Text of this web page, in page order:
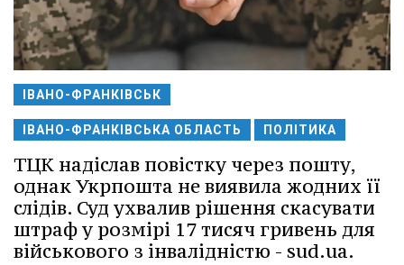
ІВАНО-ФРАНКІВСЬК
ІВАНО-ФРАНКІВСЬКА ОБЛАСТЬ ПОЛІТИКА
ТЦК надіслав повістку через пошту,
однак Укрпошта не виявила жодних її
слідів. Суд ухвалив рішення скасувати
штраф у розмірі 17 тисяч гривень для
військового з інвалідністю - sud.ua.